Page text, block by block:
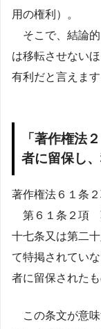
用の権利）。
そこで、結論的
は移転させない
有利だと言えます
「著作権法
者に留保し
著作権法６１条
第６１条２項
十七条又は第二
て特掲されてい
者に留保されたも
この条文が意味